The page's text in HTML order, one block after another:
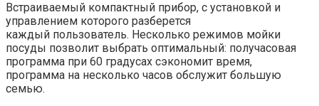
Встраиваемый компактный прибор, с установкой и
управлением которого разберется
каждый пользователь. Несколько режимов мойки
посуды позволит выбрать оптимальный: получасовая
программа при 60 градусах сэкономит время,
программа на несколько часов обслужит большую
семью.